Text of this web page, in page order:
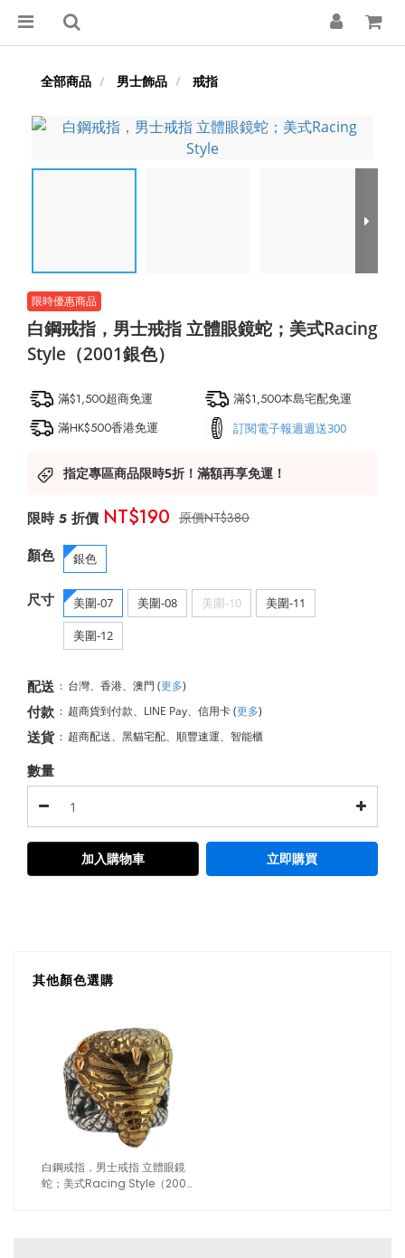
全部商品 男士飾品 戒指
白鋼戒指，男士戒指 立體眼鏡蛇；美式Racing
Style（2001銀色）
滿$1,500超商免運
滿$1,500本島宅配免運
滿HK$500香港免運
訂閱電子報週週送300
指定專區商品限時5折！滿額再享免運！
NT$380
NT$190
顏色 銀色
尺寸 美圍-07 美圍-08 美圍-10
美圍-11
美圍-12
配送 : 台灣、香港、澳門 (更多)
付款 : 超商貨到付款、LINE Pay、信用卡(更多)
送貨 : 超商配送、黑貓宅配、順豐速運、智能櫃
數量
加入購物車 立即購買
其他顏色選購
白鋼戒指，男士戒指 立體眼鏡
蛇；美式Racing Style（2001